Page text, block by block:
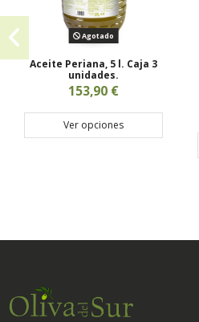
Agotado
Aceite Periana, 5 l. Caja 3
unidades.
153,90 €
Ver opciones